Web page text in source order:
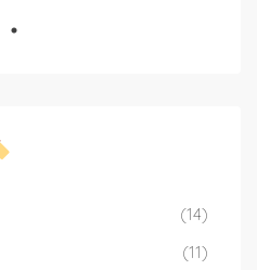
(14)
(11)